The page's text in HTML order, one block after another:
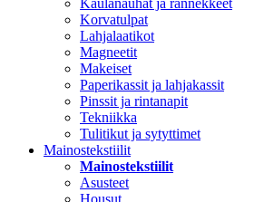
Kaulanauhat ja rannekkeet
Korvatulpat
Lahjalaatikot
Magneetit
Makeiset
Paperikassit ja lahjakassit
Pinssit ja rintanapit
Tekniikka
Tulitikut ja sytyttimet
Mainostekstiilit
Mainostekstiilit
Asusteet
Housut